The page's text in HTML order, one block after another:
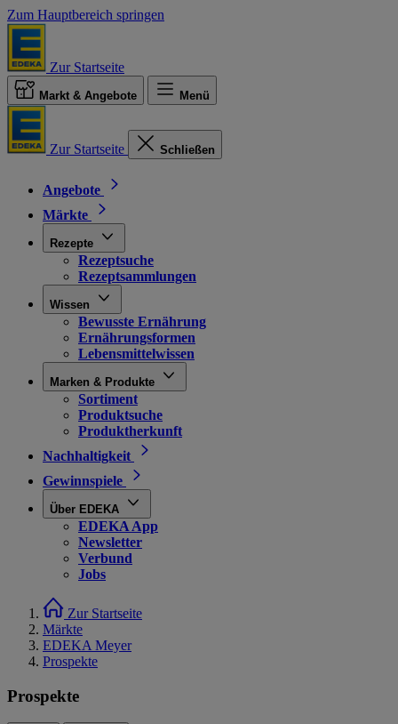
Zum Hauptbereich springen
Zur Startseite
Markt & Angebote Menü
Zur Startseite Schließen
Angebote
Märkte
Rezepte
Rezeptsuche
Rezeptsammlungen
Wissen
Bewusste Ernährung
Ernährungsformen
Lebensmittelwissen
Marken & Produkte
Sortiment
Produktsuche
Produktherkunft
Nachhaltigkeit
Gewinnspiele
Über EDEKA
EDEKA App
Newsletter
Verbund
Jobs
Zur Startseite
Märkte
EDEKA Meyer
Prospekte
Prospekte